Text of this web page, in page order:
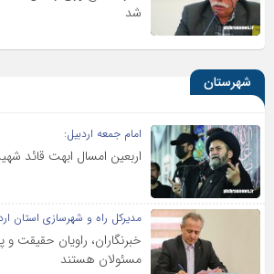
شد
شهرستان
امام جمعه اردبیل:
اربعین امسال ابهت قائد
مدیرکل راه و شهرسازی استان
خبرنگاران، راویان حقیقت
مسئولان هستند